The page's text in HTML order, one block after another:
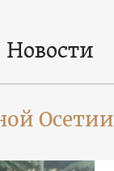
Новости
Осетии